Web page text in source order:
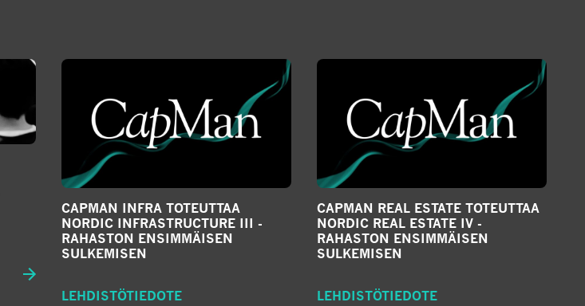
CAPMAN INFRA TOTEUTTAA
NORDIC INFRASTRUCTURE III -
RAHASTON ENSIMMÄISEN
SULKEMISEN
LEHDISTÖTIEDOTE
CAPMAN REAL ESTATE TOTEUTTAA
NORDIC REAL ESTATE IV -
RAHASTON ENSIMMÄISEN
SULKEMISEN
LEHDISTÖTIEDOTE